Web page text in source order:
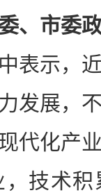
、市委
表示，
发展，
代化产
技术